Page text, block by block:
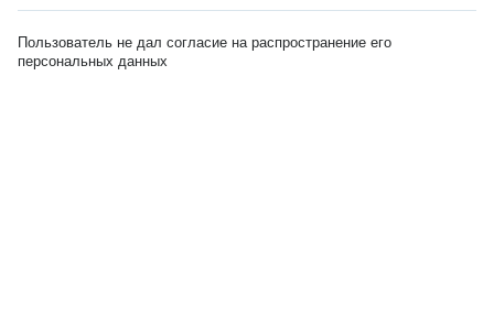
Пользователь не дал согласие на распространение его
персональных данных